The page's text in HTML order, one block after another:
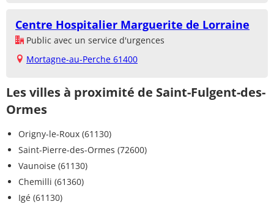
Centre Hospitalier Marguerite de Lorraine
Public avec un service d'urgences
Mortagne-au-Perche 61400
Les villes à proximité de Saint-Fulgent-des-
Ormes
Origny-le-Roux (61130)
Saint-Pierre-des-Ormes (72600)
Vaunoise (61130)
Chemilli (61360)
Igé (61130)